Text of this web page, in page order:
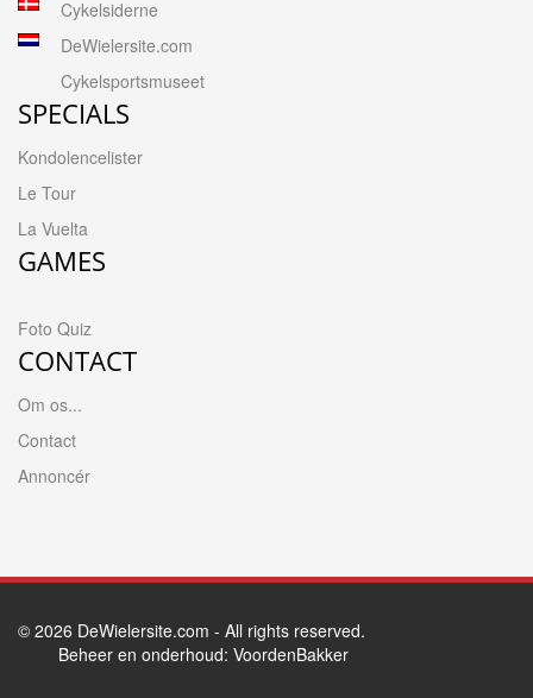
Cykelsiderne
DeWielersite.com
Cykelsportsmuseet
SPECIALS
Kondolencelister
Le Tour
La Vuelta
GAMES
Foto Quiz
CONTACT
Om os...
Contact
Annoncér
© 2026 DeWielersite.com - All rights reserved.
Beheer en onderhoud: VoordenBakker